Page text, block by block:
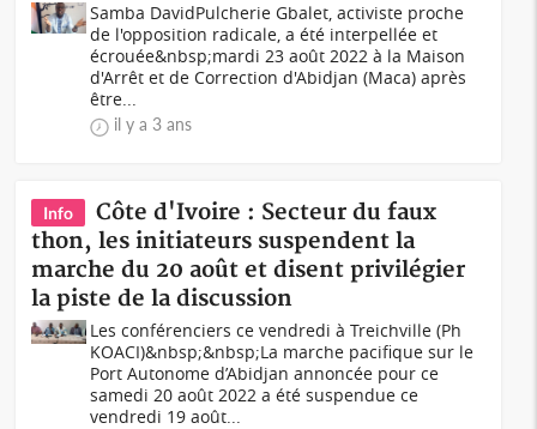
Samba DavidPulcherie Gbalet, activiste proche
de l'opposition radicale, a été interpellée et
écrouée&nbsp;mardi 23 août 2022 à la Maison
d'Arrêt et de Correction d'Abidjan (Maca) après
être...
il y a 3 ans
Info
Côte d'Ivoire : Secteur du faux
thon, les initiateurs suspendent la
marche du 20 août et disent privilégier
la piste de la discussion
Les conférenciers ce vendredi à Treichville (Ph
KOACI)&nbsp;&nbsp;La marche pacifique sur le
Port Autonome d’Abidjan annoncée pour ce
samedi 20 août 2022 a été suspendue ce
vendredi 19 août...